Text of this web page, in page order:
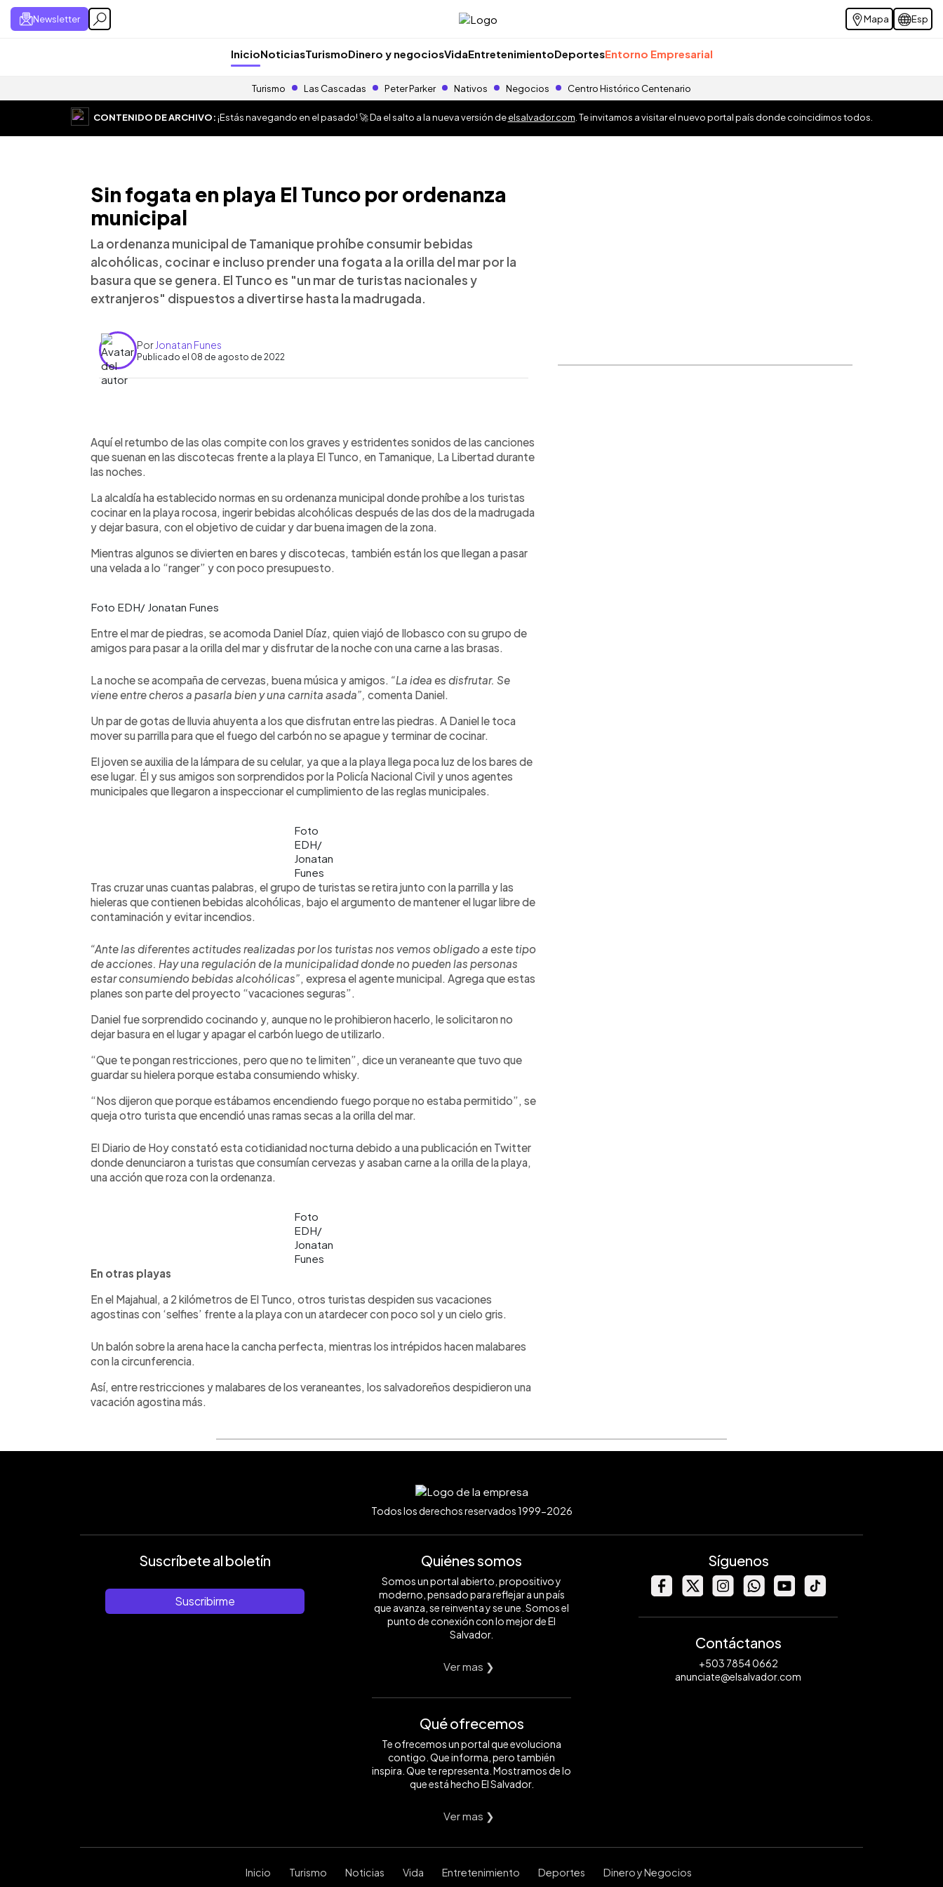
Newsletter Mapa Esp
InicioNoticiasTurismoDinero y negociosVidaEntretenimientoDeportesEntorno Empresarial
Turismo Las Cascadas Peter Parker Nativos Negocios Centro Histórico Centenario
CONTENIDO DE ARCHIVO:¡Estás navegando en el pasado! 🚀 Da el salto a la nueva versión deelsalvador.com . Te invitamos a visitar el nuevo portal país donde coincidimos todos.
Sin fogata en playa El Tunco por ordenanza
municipal
La ordenanza municipal de Tamanique prohíbe consumir bebidas
alcohólicas, cocinar e incluso prender una fogata a la orilla del mar por la
basura que se genera. El Tunco es "un mar de turistas nacionales y
extranjeros" dispuestos a divertirse hasta la madrugada.
Por Jonatan Funes
Publicado el 08 de agosto de 2022
► Escuchar artículo
Aquí el retumbo de las olas compite con los graves y estridentes sonidos de las canciones
que suenan en las discotecas frente a la playa El Tunco, en Tamanique, La Libertad durante
las noches.
La alcaldía ha establecido normas en su ordenanza municipal donde prohíbe a los turistas
cocinar en la playa rocosa, ingerir bebidas alcohólicas después de las dos de la madrugada
y dejar basura, con el objetivo de cuidar y dar buena imagen de la zona.
Mientras algunos se divierten en bares y discotecas, también están los que llegan a pasar
una velada a lo “ranger” y con poco presupuesto.
Foto EDH/ Jonatan Funes
Entre el mar de piedras, se acomoda Daniel Díaz, quien viajó de Ilobasco con su grupo de
amigos para pasar a la orilla del mar y disfrutar de la noche con una carne a las brasas.
La noche se acompaña de cervezas, buena música y amigos. “La idea es disfrutar. Se
viene entre cheros a pasarla bien y una carnita asada”, comenta Daniel.
Un par de gotas de lluvia ahuyenta a los que disfrutan entre las piedras. A Daniel le toca
mover su parrilla para que el fuego del carbón no se apague y terminar de cocinar.
El joven se auxilia de la lámpara de su celular, ya que a la playa llega poca luz de los bares de
ese lugar. Él y sus amigos son sorprendidos por la Policía Nacional Civil y unos agentes
municipales que llegaron a inspeccionar el cumplimiento de las reglas municipales.
Foto
EDH/
Jonatan
Funes
Tras cruzar unas cuantas palabras, el grupo de turistas se retira junto con la parrilla y las
hieleras que contienen bebidas alcohólicas, bajo el argumento de mantener el lugar libre de
contaminación y evitar incendios.
“Ante las diferentes actitudes realizadas por los turistas nos vemos obligado a este tipo
de acciones. Hay una regulación de la municipalidad donde no pueden las personas
estar consumiendo bebidas alcohólicas”, expresa el agente municipal. Agrega que estas
planes son parte del proyecto “vacaciones seguras”.
Daniel fue sorprendido cocinando y, aunque no le prohibieron hacerlo, le solicitaron no
dejar basura en el lugar y apagar el carbón luego de utilizarlo.
“Que te pongan restricciones, pero que no te limiten”, dice un veraneante que tuvo que
guardar su hielera porque estaba consumiendo whisky.
“Nos dijeron que porque estábamos encendiendo fuego porque no estaba permitido”, se
queja otro turista que encendió unas ramas secas a la orilla del mar.
El Diario de Hoy constató esta cotidianidad nocturna debido a una publicación en Twitter
donde denunciaron a turistas que consumían cervezas y asaban carne a la orilla de la playa,
una acción que roza con la ordenanza.
Foto
EDH/
Jonatan
Funes
En otras playas
En el Majahual, a 2 kilómetros de El Tunco, otros turistas despiden sus vacaciones
agostinas con ‘selfies’ frente a la playa con un atardecer con poco sol y un cielo gris.
Un balón sobre la arena hace la cancha perfecta, mientras los intrépidos hacen malabares
con la circunferencia.
Así, entre restricciones y malabares de los veraneantes, los salvadoreños despidieron una
vacación agostina más.
Todos los derechos reservados 1999-2026
Suscríbete al boletín
Suscribirme
Quiénes somos
Somos un portal abierto, propositivo y
moderno, pensado para reflejar a un país
que avanza, se reinventa y se une. Somos el
punto de conexión con lo mejor de El
Salvador.
Ver mas ❯
Qué ofrecemos
Te ofrecemos un portal que evoluciona
contigo. Que informa, pero también
inspira. Que te representa. Mostramos de lo
que está hecho El Salvador.
Ver mas ❯
Síguenos
Contáctanos
+503 7854 0662
anunciate@elsalvador.com
Inicio Turismo Noticias Vida Entretenimiento Deportes Dinero y Negocios